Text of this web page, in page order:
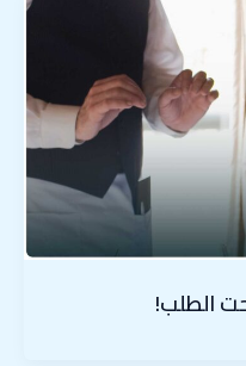
الطلب!